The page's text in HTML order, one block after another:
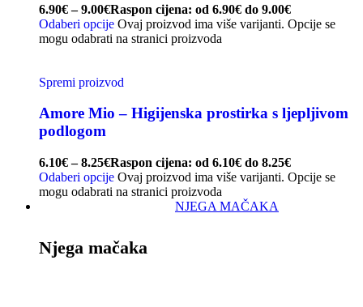
6.90€ – 9.00€Raspon cijena: od 6.90€ do 9.00€
Odaberi opcije Ovaj proizvod ima više varijanti. Opcije se
mogu odabrati na stranici proizvoda
Spremi proizvod
Amore Mio – Higijenska prostirka s ljepljivom
podlogom
6.10€ – 8.25€Raspon cijena: od 6.10€ do 8.25€
Odaberi opcije Ovaj proizvod ima više varijanti. Opcije se
mogu odabrati na stranici proizvoda
NJEGA MAČAKA
Njega mačaka